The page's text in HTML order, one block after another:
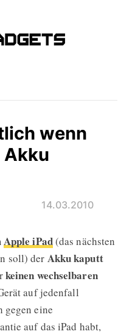
wenn
Akku
14.03.2010
beim iPad
Apple iPad(das nächsten
soll) der Akkukaputt
keinen wechselbaren
auf jedenfall
gegen eine
auf das iPad habt,